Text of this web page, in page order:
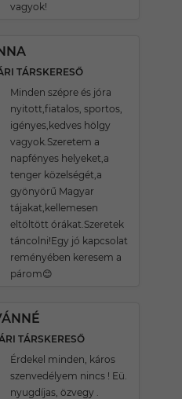
vagyok!
TÁRSKERESŐ
Minden szépre és jóra
nyitott,fiatalos, sportos,
igényes,kedves hölgy
vagyok.Szeretem a
napfényes helyeket,a
tenger közelségét,a
gyönyörű Magyar
tájakat,kellemesen
eltöltött órákat.Szeretek
táncolni!Egy jó kapcsolat
reményében keresem a
párom😊
TÁRSKERESŐ
Érdekel minden, káros
szenvedélyem nincs ! Eü.
nyugdíjas, özvegy .